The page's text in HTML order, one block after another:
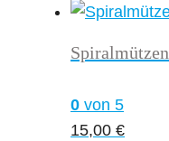
Spiralmützen
0 von 5
15,00 €